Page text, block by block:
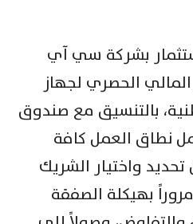
بشركة سي آي
الحصري لجهاز
بالتنسيق مع صندوق
نطاق العمل كافة
واختيار الشريك
بهيكلة الصفقة